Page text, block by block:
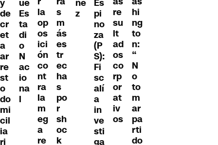
y
de
cr
et
a
ar
re
st
o
do
mi
cil
ia
ri
ue
Es
ta
di
o
N
ac
io
na
l
la
op
os
ici
ón
co
nt
ra
la
m
eg
a
re
s
m
ás
es
tr
ec
ha
s
po
r
sh
oc
k
ñe
z
Es
pi
no
za
(P
S):
Fi
sc
alí
a
in
ve
sti
ga
re
su
lt
ad
os
co
rp
or
at
iv
os
hi
ng
to
n:
“
N
o
to
m
ar
pa
rti
do